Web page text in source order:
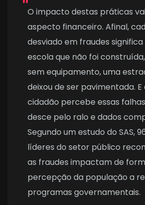
O impacto destas práticas
aspecto financeiro. Afinal,
desviado em fraudes
escola que não foi
sem equipamento, uma
deixou de ser pavimentada. E
cidadão percebe essas
desce pelo ralo e dados
Segundo um estudo do SAS,
líderes do setor público
as fraudes impactam de
percepção da população a
programas governamentais.